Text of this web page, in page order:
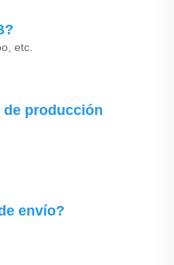
etc.
de producción
envío?